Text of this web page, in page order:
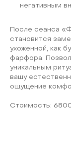
негативным
После сеанса
становится
ухоженной, как
фарфора.
уникальным
вашу
ощущение
Стоимость: